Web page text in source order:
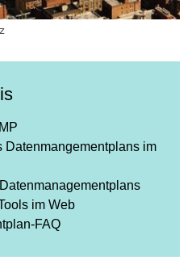
Datenmangementplans im
im Web
FAQ